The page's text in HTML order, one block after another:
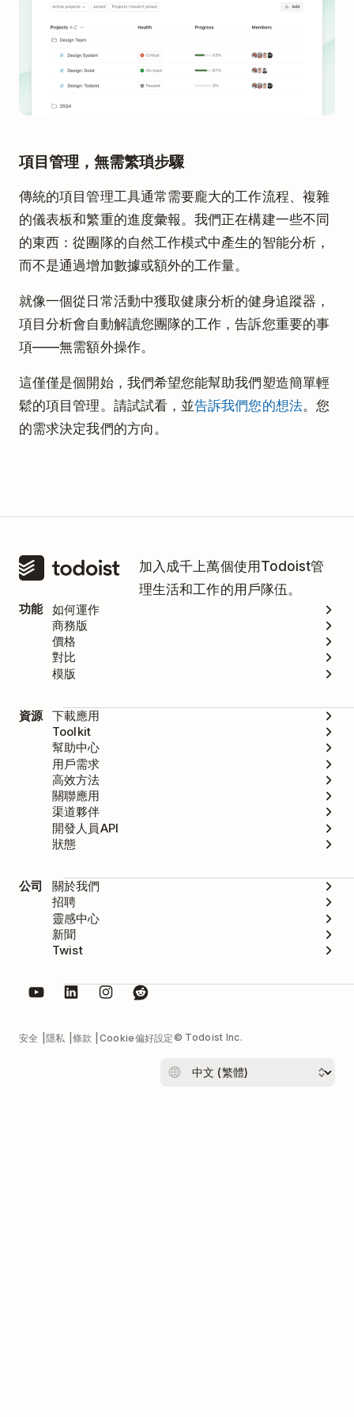
項目管理，無需繁瑣步驟
傳統的項目管理工具通常需要龐大的工作流程、複雜
的儀表板和繁重的進度彙報。我們正在構建一些不同
的東西：從團隊的自然工作模式中產生的智能分析，
而不是通過增加數據或額外的工作量。
就像一個從日常活動中獲取健康分析的健身追蹤器，
項目分析會自動解讀您團隊的工作，告訴您重要的事
項——無需額外操作。
這僅僅是個開始，我們希望您能幫助我們塑造簡單輕
鬆的項目管理。請試試看，並告訴我們您的想法。您
的需求決定我們的方向。
加入成千上萬個使用Todoist管
理生活和工作的用戶隊伍。
功能
如何運作
商務版
價格
對比
模版
資源
下載應用
Toolkit
幫助中心
用戶需求
高效方法
關聯應用
渠道夥伴
開發人員API
狀態
公司
關於我們
招聘
靈感中心
新聞
Twist
安全 隱私 條款 Cookie偏好設定© Todoist Inc.